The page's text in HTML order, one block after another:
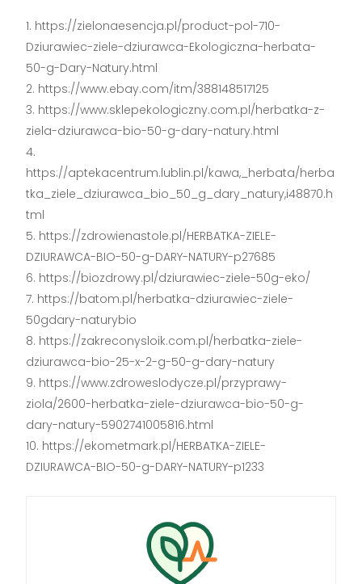
https://zielonaesencja.pl/product-pol-710-
Dziurawiec-ziele-dziurawca-Ekologiczna-herbata-
50-g-Dary-Natury.html
https://www.ebay.com/itm/388148517125
https://www.sklepekologiczny.com.pl/herbatka-z-
ziela-dziurawca-bio-50-g-dary-natury.html
https://aptekacentrum.lublin.pl/kawa,_herbata/herba
tka_ziele_dziurawca_bio_50_g_dary_natury,i48870.h
tml
https://zdrowienastole.pl/HERBATKA-ZIELE-
DZIURAWCA-BIO-50-g-DARY-NATURY-p27685
https://biozdrowy.pl/dziurawiec-ziele-50g-eko/
https://batom.pl/herbatka-dziurawiec-ziele-
50gdary-naturybio
https://zakreconysloik.com.pl/herbatka-ziele-
dziurawca-bio-25-x-2-g-50-g-dary-natury
https://www.zdroweslodycze.pl/przyprawy-
ziola/2600-herbatka-ziele-dziurawca-bio-50-g-
dary-natury-5902741005816.html
https://ekometmark.pl/HERBATKA-ZIELE-
DZIURAWCA-BIO-50-g-DARY-NATURY-p1233